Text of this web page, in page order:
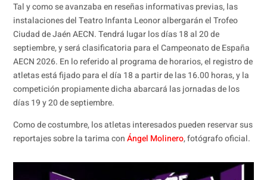
Tal y como se avanzaba en reseñas informativas previas, las
instalaciones del Teatro Infanta Leonor albergarán el Trofeo
Ciudad de Jaén AECN. Tendrá lugar los días 18 al 20 de
septiembre, y será clasificatoria para el Campeonato de España
AECN 2026. En lo referido al programa de horarios, el registro de
atletas está fijado para el día 18 a partir de las 16.00 horas, y la
competición propiamente dicha abarcará las jornadas de los
días 19 y 20 de septiembre.
Como de costumbre, los atletas interesados pueden reservar sus
reportajes sobre la tarima conÁngel Molinero, fotógrafo oficial.